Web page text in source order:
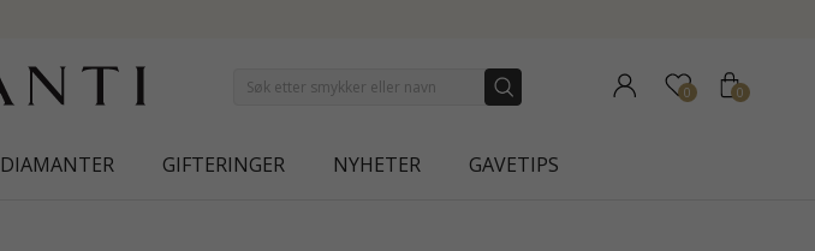
0 0
DIAMANTER GIFTERINGER NYHETER GAVETIPS